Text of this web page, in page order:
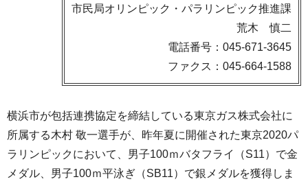
市民局オリンピック・パラリンピック推進課
荒木 慎二
電話番号：045-671-3645
ファクス：045-664-1588
横浜市が包括連携協定を締結している東京ガス株式会社に
所属する木村 敬一選手が、昨年夏に開催された東京2020パ
ラリンピックにおいて、男子100ｍバタフライ（S11）で金
メダル、男子100ｍ平泳ぎ（SB11）で銀メダルを獲得しま